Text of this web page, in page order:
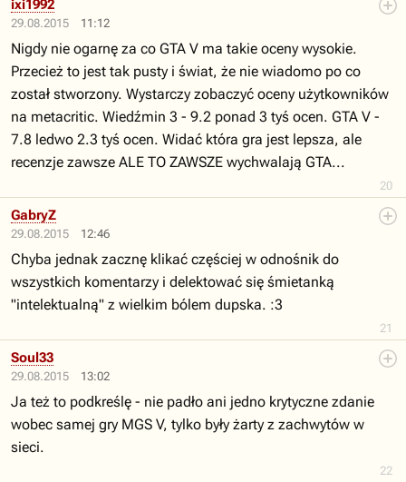
29.08.2015 11:12
20
ixi1992
Nigdy nie ogarnę za co GTA V ma takie oceny wysokie.
Przecież to jest tak pusty i świat, że nie wiadomo po co
został stworzony. Wystarczy zobaczyć oceny użytkowników
na metacritic. Wiedźmin 3 - 9.2 ponad 3 tyś ocen. GTA V -
7.8 ledwo 2.3 tyś ocen. Widać która gra jest lepsza, ale
recenzje zawsze ALE TO ZAWSZE wychwalają GTA...
29.08.2015 12:46
21
GabryZ
Chyba jednak zacznę klikać częściej w odnośnik do
wszystkich komentarzy i delektować się śmietanką
"intelektualną" z wielkim bólem dupska. :3
29.08.2015 13:02
22
Soul33
Ja też to podkreślę - nie padło ani jedno krytyczne zdanie
wobec samej gry MGS V, tylko były żarty z zachwytów w
sieci.